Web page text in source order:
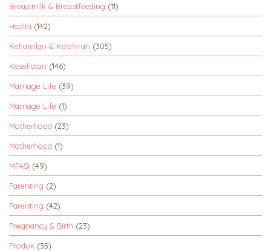
Breastmilk & Breastfeeding (11)
Health (142)
Kehamilan & Kelahiran (305)
Kesehatan (146)
Marriage Life (39)
Marriage Life (1)
Motherhood (23)
Motherhood (1)
MPASI (49)
Parenting (2)
Parenting (42)
Pregnancy & Birth (23)
Produk (35)